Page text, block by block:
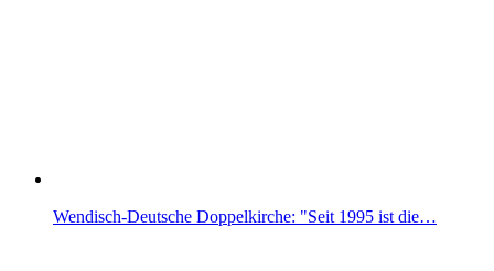
Wendisch-Deutsche Doppelkirche: "Seit 1995 ist die…